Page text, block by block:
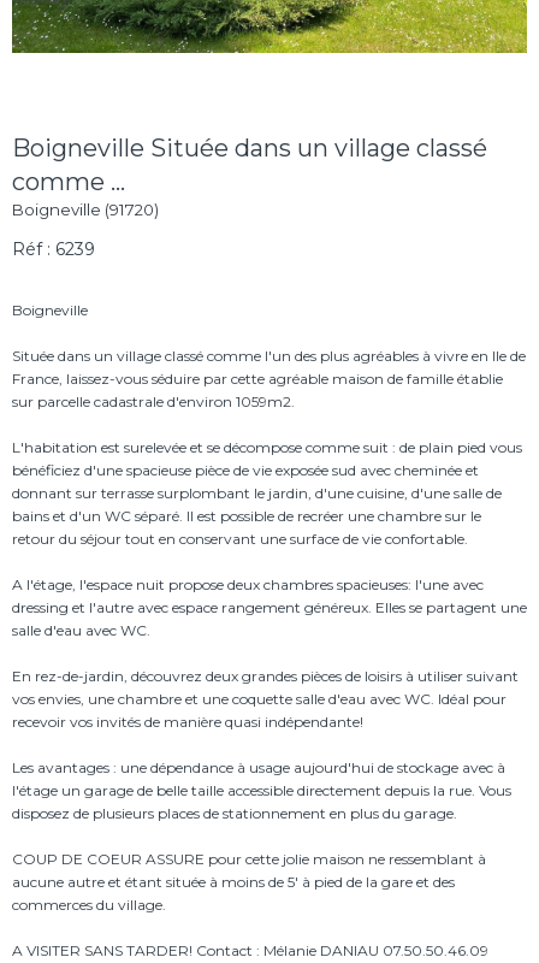
Boigneville Située dans un village classé
comme ...
Boigneville (91720)
Réf : 6239
Boigneville
Située dans un village classé comme l'un des plus agréables à vivre en Ile de
France, laissez-vous séduire par cette agréable maison de famille établie
sur parcelle cadastrale d'environ 1059m2.
L'habitation est surelevée et se décompose comme suit : de plain pied vous
bénéficiez d'une spacieuse pièce de vie exposée sud avec cheminée et
donnant sur terrasse surplombant le jardin, d'une cuisine, d'une salle de
bains et d'un WC séparé. Il est possible de recréer une chambre sur le
retour du séjour tout en conservant une surface de vie confortable.
A l'étage, l'espace nuit propose deux chambres spacieuses: l'une avec
dressing et l'autre avec espace rangement généreux. Elles se partagent une
salle d'eau avec WC.
En rez-de-jardin, découvrez deux grandes pièces de loisirs à utiliser suivant
vos envies, une chambre et une coquette salle d'eau avec WC. Idéal pour
recevoir vos invités de manière quasi indépendante!
Les avantages : une dépendance à usage aujourd'hui de stockage avec à
l'étage un garage de belle taille accessible directement depuis la rue. Vous
disposez de plusieurs places de stationnement en plus du garage.
COUP DE COEUR ASSURE pour cette jolie maison ne ressemblant à
aucune autre et étant située à moins de 5' à pied de la gare et des
commerces du village.
A VISITER SANS TARDER! Contact : Mélanie DANIAU 07.50.50.46.09